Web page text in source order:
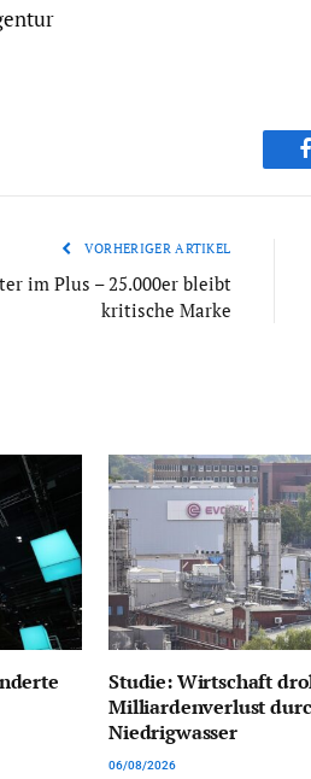
VORHERIGER ARTIKEL
im Plus – 25.000er bleibt
kritische Marke
Studie: Wirtschaft
Milliardenverlust
Niedrigwasser
06/08/2026